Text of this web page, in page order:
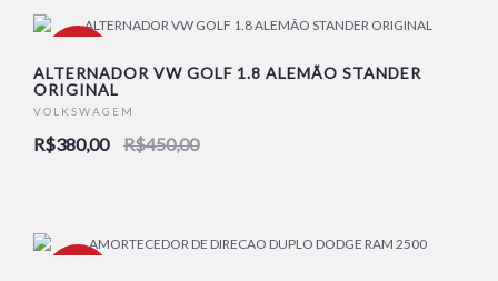
ALTERNADOR VW GOLF 1.8 ALEMÃO STANDER
ORIGINAL
VOLKSWAGEM
R$380,00 R$450,00